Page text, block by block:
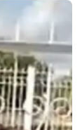
...